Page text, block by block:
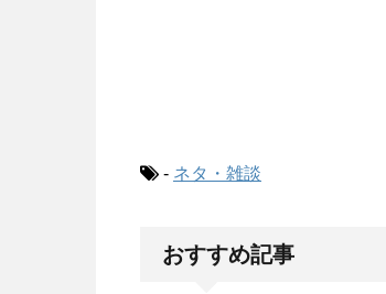
- ネタ・雑談
おすすめ記事